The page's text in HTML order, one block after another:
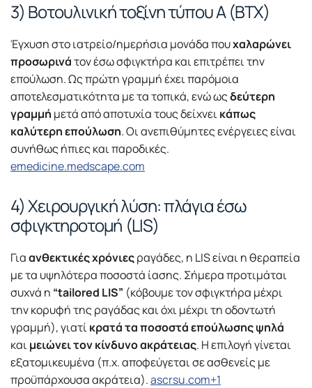
3) Βοτουλινική τοξίνη τύπου Α (BTX)
Έγχυση στο ιατρείο/ημερήσια μονάδα πουχαλαρώνει
προσωρινάτον έσω σφιγκτήρα και επιτρέπει την
επούλωση. Ως πρώτη γραμμή έχει παρόμοια
αποτελεσματικότητα με τα τοπικά, ενώ ωςδεύτερη
γραμμή μετά από αποτυχία τους δείχνεικάπως
καλύτερη επούλωση. Οι ανεπιθύμητες ενέργειες είναι
συνήθως ήπιες και παροδικές.
emedicine.medscape.com
4) Χειρουργική λύση: πλάγια έσω
σφιγκτηροτομή (LIS)
Γιαανθεκτικές χρόνιεςραγάδες, η LIS είναι η θεραπεία
με τα υψηλότερα ποσοστά ίασης. Σήμερα προτιμάται
συχνά η “tailored LIS” (κόβουμε τον σφιγκτήρα μέχρι
την κορυφή της ραγάδας και όχι μέχρι τη οδοντωτή
γραμμή), γιατίκρατά τα ποσοστά επούλωσης ψηλά
καιμειώνει τον κίνδυνο ακράτειας. Η επιλογή γίνεται
εξατομικευμένα (π.χ. αποφεύγεται σε ασθενείς με
προϋπάρχουσα ακράτεια).ascrsu.com+1